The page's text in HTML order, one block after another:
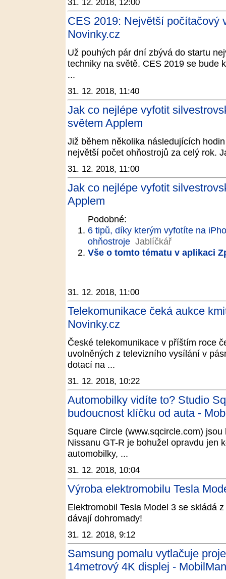
31. 12. 2018, 12:00
CES 2019: Největší počítačový
Novinky.cz
Už pouhých pár dní zbývá do startu
techniky na světě. CES 2019 se bude
...
31. 12. 2018, 11:40
Jak co nejlépe vyfotit
světem Applem
Již během několika následujících
největší počet ohňostrojů za celý rok.
31. 12. 2018, 11:00
Jak co nejlépe vyfotit
Applem
Podobné:
6 tipů, díky kterým vyfotíte na
ohňostroje Jablíčkář
Vše o tomto tématu v aplikaci
31. 12. 2018, 11:00
Telekomunikace čeká aukce
Novinky.cz
České telekomunikace v příštím roce
uvolněných z televizního vysílání v
dotací na ...
31. 12. 2018, 10:22
Automobilky vidíte to? Studio
budoucnost klíčku od auta -
Square Circle (www.sqcircle.com)
Nissanu GT-R je bohužel opravdu jen
automobilky, ...
31. 12. 2018, 10:04
Výroba elektromobilu Tesla
Elektromobil Tesla Model 3 se skládá
dávají dohromady!
31. 12. 2018, 9:12
Samsung pomalu vytlačuje
14metrový 4K displej -